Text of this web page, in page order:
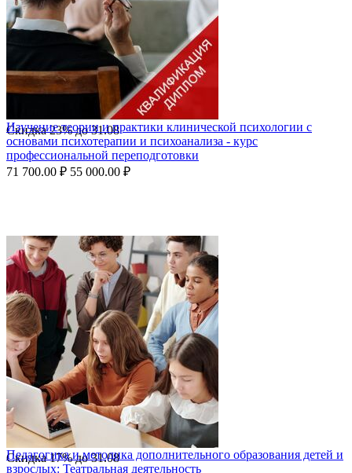
Скидка23%до31.08
Изучение теории и практики клинической психологии с
основами психотерапии и психоанализа - курс
профессиональной переподготовки
71 700.00 ₽ 55 000.00 ₽
Скидка17%до31.08
Педагогика и методика дополнительного образования детей и
взрослых: Театральная деятельность